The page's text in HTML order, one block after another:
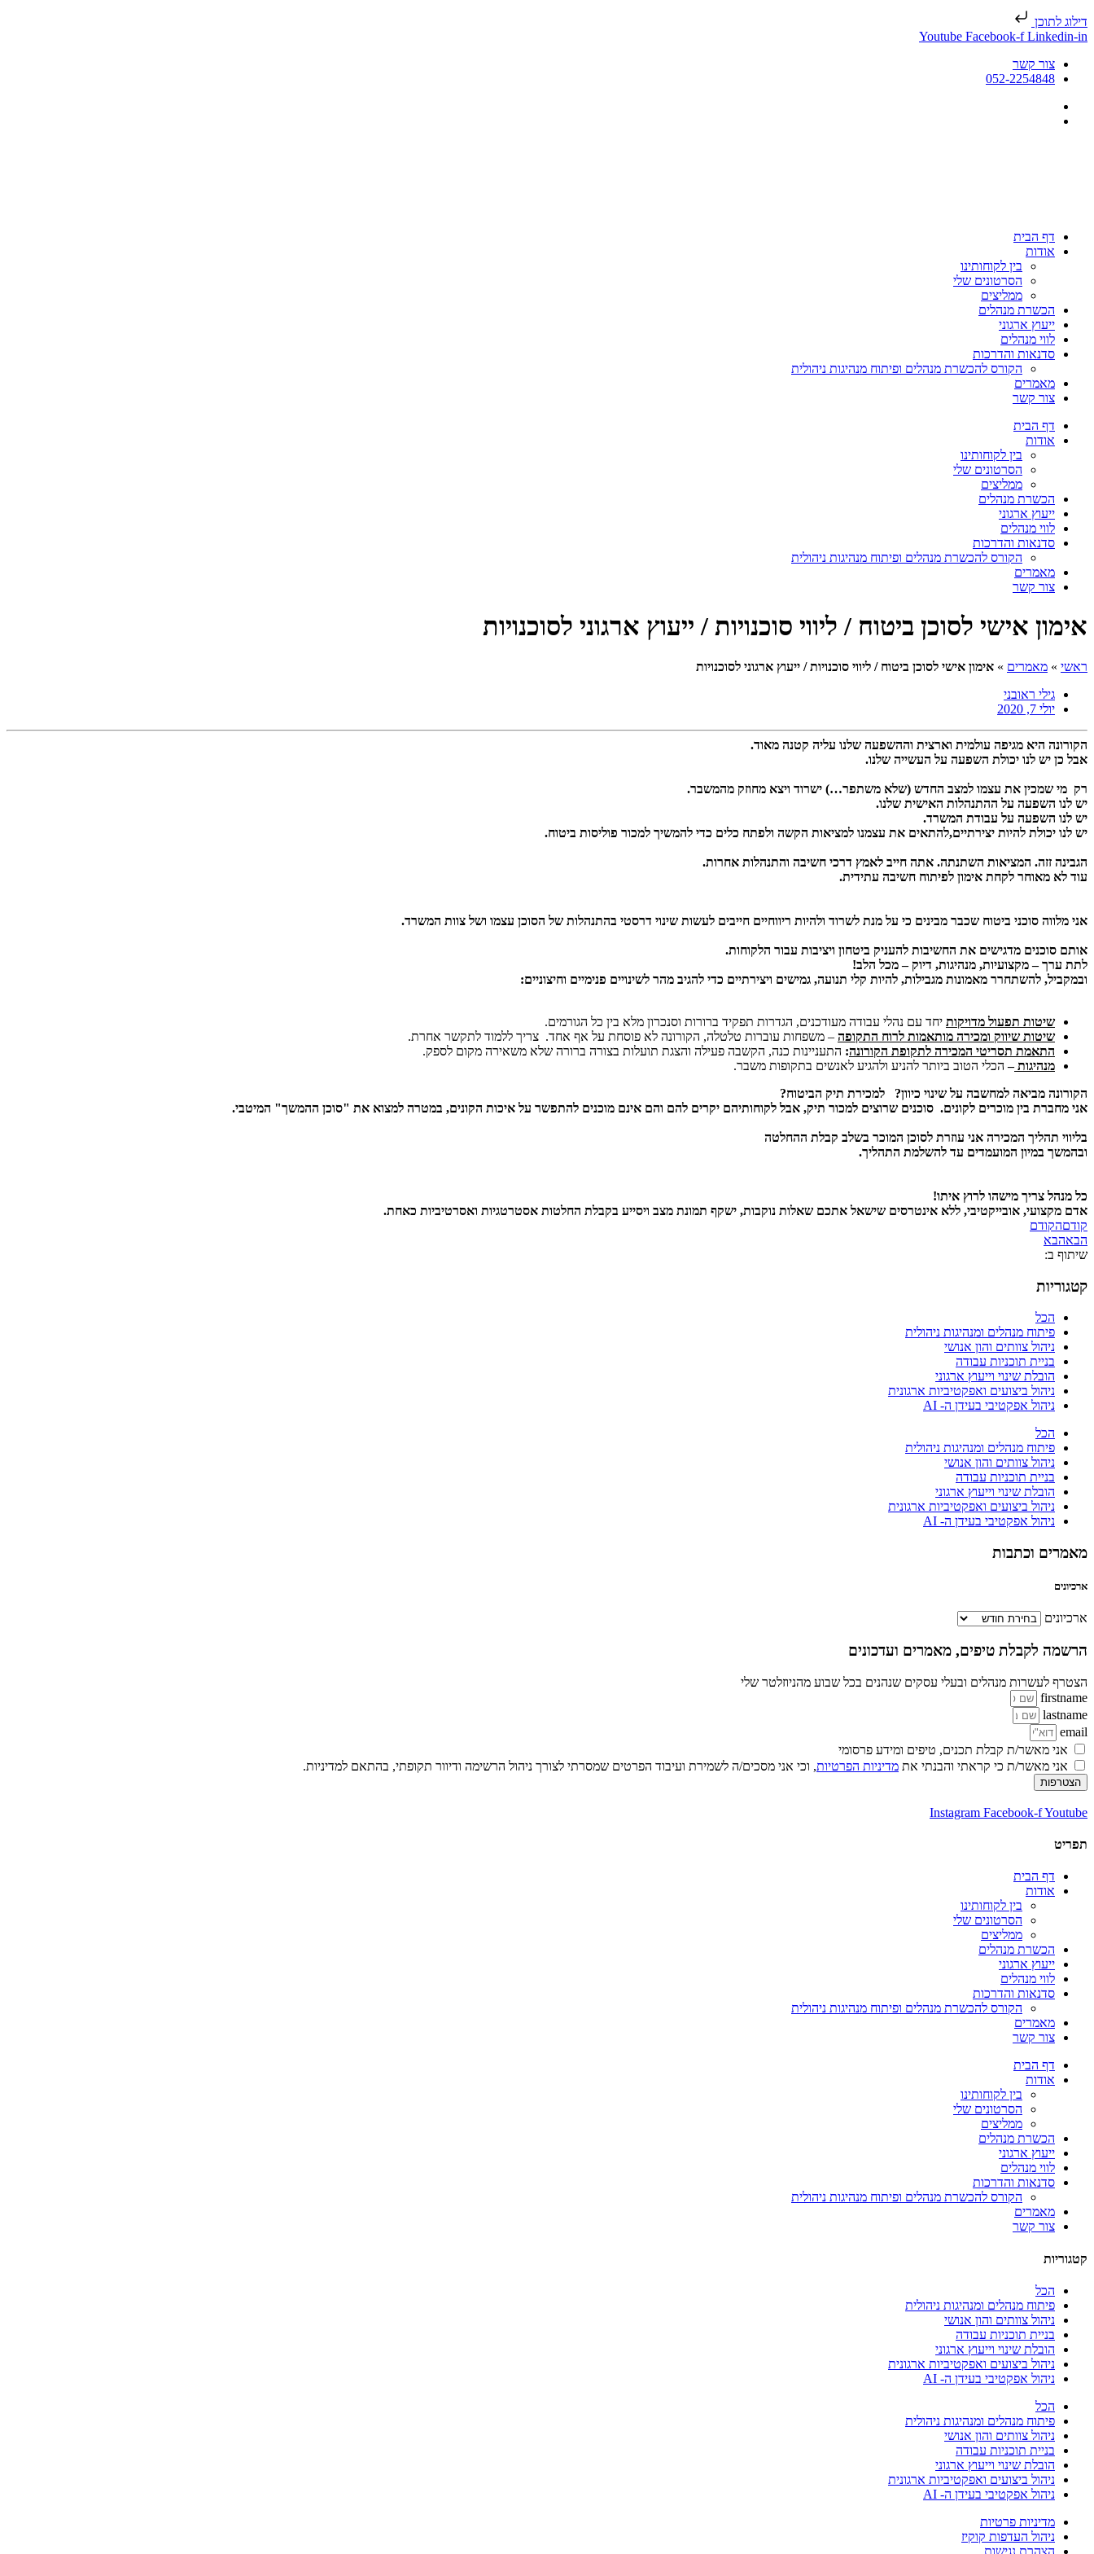
דילוג לתוכן
Youtube Facebook-f Linkedin-in
צור קשר
052-2254848
דף הבית
אודות
בין לקוחותינו
הסרטונים שלי
ממליצים
הכשרת מנהלים
ייעוץ ארגוני
לווי מנהלים
סדנאות והדרכות
הקורס להכשרת מנהלים ופיתוח מנהיגות ניהולית
מאמרים
צור קשר
דף הבית
אודות
בין לקוחותינו
הסרטונים שלי
ממליצים
הכשרת מנהלים
ייעוץ ארגוני
לווי מנהלים
סדנאות והדרכות
הקורס להכשרת מנהלים ופיתוח מנהיגות ניהולית
מאמרים
צור קשר
אימון אישי לסוכן ביטוח / ליווי סוכנויות / ייעוץ ארגוני לסוכנויות
ראשי » מאמרים » אימון אישי לסוכן ביטוח / ליווי סוכנויות / ייעוץ ארגוני לסוכנויות
גילי ראובני
יולי 7, 2020
הקורונה היא מגיפה עולמית וארצית וההשפעה שלנו עליה קטנה מאוד.
אבל כן יש לנו יכולת השפעה על העשייה שלנו.
רק מי שמכין את עצמו למצב החדש (שלא משתפר…) ישרוד ויצא מחוזק מהמשבר.
יש לנו השפעה על ההתנהלות האישית שלנו.
יש לנו השפעה על עבודת המשרד.
יש לנו יכולת להיות יצירתיים,להתאים את עצמנו למציאות הקשה ולפתח כלים כדי להמשיך למכור פוליסות ביטוח.
הגבינה זזה. המציאות השתנתה. אתה חייב לאמץ דרכי חשיבה והתנהלות אחרות.
עוד לא מאוחר לקחת אימון לפיתוח חשיבה עתידית.
אני מלווה סוכני ביטוח שכבר מבינים כי על מנת לשרוד ולהיות ריווחיים חייבים לעשות שינוי דרסטי בהתנהלות של הסוכן עצמו ושל צוות המשרד.
אותם סוכנים מדגישים את החשיבות להעניק ביטחון ויציבות עבור הלקוחות.
לתת ערך – מקצועיות, מנהיגות, דיוק – מכל הלב!
ובמקביל, להשתחרר מאמונות מגבילות, להיות קלי תנועה, גמישים ויצירתיים כדי להגיב מהר לשינויים פנימיים וחיצוניים:
שיטות תפעול מדויקות יחד עם נהלי עבודה מעודכנים, הגדרות תפקיד ברורות וסנכרון מלא בין כל הגורמים.
שיטות שיווק ומכירה מותאמות לרוח התקופה – משפחות עוברות טלטלה, הקורונה לא פוסחת על אף אחד. צריך ללמוד לתקשר אחרת.
התאמת תסריטי המכירה לתקופת הקורונה: התעניינות כנה, הקשבה פעילה והצגת תועלות בצורה ברורה שלא משאירה מקום לספק.
מנהיגות– הכלי הטוב ביותר להניע ולהגיע לאנשים בתקופות משבר.
הקורונה מביאה למחשבה על שינוי כיוון? למכירת תיק הביטוח?
אני מחברת בין מוכרים לקונים. סוכנים שרוצים למכור תיק, אבל לקוחותיהם יקרים להם והם אינם מוכנים להתפשר על איכות הקונים, במטרה למצוא את "סוכן ההמשך" המיטבי.
בליווי תהליך המכירה אני עוזרת לסוכן המוכר בשלב קבלת ההחלטה
ובהמשך במיון המועמדים עד להשלמת התהליך.
כל מנהל צריך מישהו לרוץ איתו!
אדם מקצועי, אובייקטיבי, ללא אינטרסים שישאל אתכם שאלות נוקבות, ישקף תמונת מצב ויסייע בקבלת החלטות אסטרטגיות ואסרטיביות כאחת.
קודםהקודם
הבאהבא
שיתוף ב:
קטגוריות
הכל
פיתוח מנהלים ומנהיגות ניהולית
ניהול צוותים והון אנושי
בניית תוכניות עבודה
הובלת שינוי וייעוץ ארגוני
ניהול ביצועים ואפקטיביות ארגונית
ניהול אפקטיבי בעידן ה- AI
הכל
פיתוח מנהלים ומנהיגות ניהולית
ניהול צוותים והון אנושי
בניית תוכניות עבודה
הובלת שינוי וייעוץ ארגוני
ניהול ביצועים ואפקטיביות ארגונית
ניהול אפקטיבי בעידן ה- AI
מאמרים וכתבות
ארכיונים
ארכיונים
הרשמה לקבלת טיפים, מאמרים ועדכונים
הצטרף לעשרות מנהלים ובעלי עסקים שנהנים בכל שבוע מהניוזלטר שלי
firstname
lastname
email
אני מאשר/ת קבלת תכנים, טיפים ומידע פרסומי
אני מאשר/ת כי קראתי והבנתי את מדיניות הפרטיות, וכי אני מסכים/ה לשמירת ועיבוד הפרטים שמסרתי לצורך ניהול הרשימה ודיוור תקופתי, בהתאם למדיניות.
הצטרפות
Instagram Facebook-fYoutube
תפריט
דף הבית
אודות
בין לקוחותינו
הסרטונים שלי
ממליצים
הכשרת מנהלים
ייעוץ ארגוני
לווי מנהלים
סדנאות והדרכות
הקורס להכשרת מנהלים ופיתוח מנהיגות ניהולית
מאמרים
צור קשר
דף הבית
אודות
בין לקוחותינו
הסרטונים שלי
ממליצים
הכשרת מנהלים
ייעוץ ארגוני
לווי מנהלים
סדנאות והדרכות
הקורס להכשרת מנהלים ופיתוח מנהיגות ניהולית
מאמרים
צור קשר
קטגוריות
הכל
פיתוח מנהלים ומנהיגות ניהולית
ניהול צוותים והון אנושי
בניית תוכניות עבודה
הובלת שינוי וייעוץ ארגוני
ניהול ביצועים ואפקטיביות ארגונית
ניהול אפקטיבי בעידן ה- AI
הכל
פיתוח מנהלים ומנהיגות ניהולית
ניהול צוותים והון אנושי
בניית תוכניות עבודה
הובלת שינוי וייעוץ ארגוני
ניהול ביצועים ואפקטיביות ארגונית
ניהול אפקטיבי בעידן ה- AI
מדיניות פרטיות
ניהול העדפות קוקיז
הצהרת נגישות